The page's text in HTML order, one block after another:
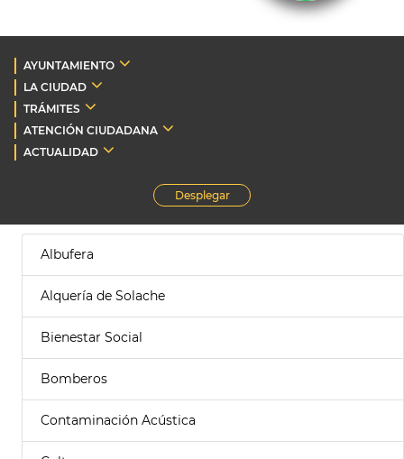
AYUNTAMIENTO
LA CIUDAD
TRÁMITES
ATENCIÓN CIUDADANA
ACTUALIDAD
Desplegar
Albufera
Alquería de Solache
Bienestar Social
Bomberos
Contaminación Acústica